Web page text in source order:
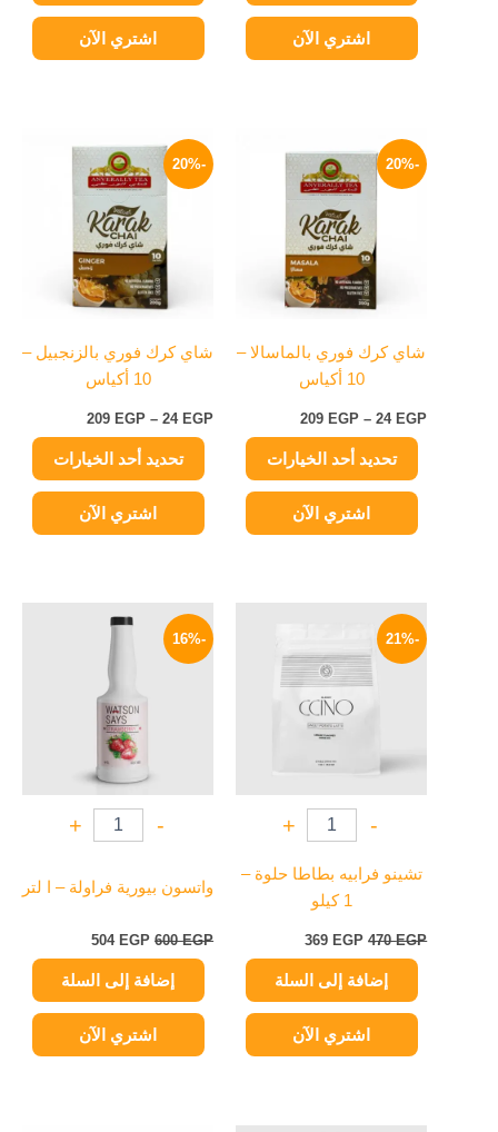
اشتري الآن اشتري الآن
-20%
شاي كرك فوري بالماسالا –
10 أكياس
24 EGP
–
209 EGP
السعر:
⁦209 EGP⁩
تحديد أحد الخيارات
هناك
العديد
من
المختلفة
اختيار
صفحة
المنتج
اشتري الآن
-20%
شاي كرك فوري بالزنجبيل –
10 أكياس
24 EGP
–
209 EGP
السعر:
من
خلال
تحديد أحد الخيارات
هناك
العديد
من
المختلفة
اختيار
صفحة
المنتج
اشتري الآن
-21%
-
+
تشينو فرابيه بطاطا حلوة –
1 كيلو
470EGP
470 EGP.
369 EGP
369 EGP.
إضافة إلى السلة
اشتري الآن
-16%
-
+
واتسون بيورية فراولة – ا لتر
600EGP
الأصلي
504 EGP
إضافة إلى السلة
اشتري الآن